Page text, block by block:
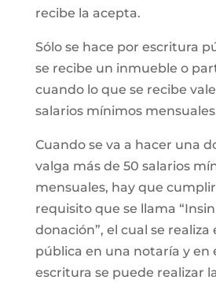
recibe la acepta.
Sólo se hace por escritura
se recibe un inmueble o
cuando lo que se recibe
salarios mínimos
Cuando se va a hacer una
valga más de 50 salarios
mensuales, hay que
requisito que se llama
donación”, el cual se realiza
pública en una notaría y en
escritura se puede realizar